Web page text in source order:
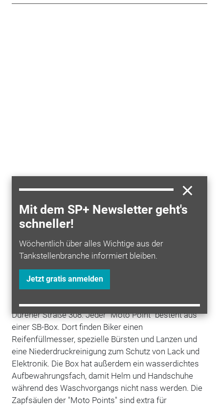
Mit dem SP+ Newsletter geht's
schneller!
Wöchentlich über alles Wichtige aus der
Tankstellenbranche informiert bleiben.
Jetzt gratis anmelden
DieMineralölgesellschaft
ausgewählten Tankstellen in ganz Europasogenannte
"Moto Points" an. Das sind Tankstellen, deren
Motorradfahrern ausgerichtet sind. In Deutschland
gibt es bislang zwei "Moto Points": In
Ribnitzer Straße 42 und in Eschweiler (NRW) in der
Dürener Straße 308. Jeder "Moto Point" besteht aus
einer SB-Box. Dort finden Biker einen
Reifenfüllmesser, spezielle Bürsten und Lanzen und
eine Niederdruckreinigung zum Schutz von Lack und
Elektronik. Die Box hat außerdem ein wasserdichtes
Aufbewahrungsfach, damit Helm und Handschuhe
während des Waschvorgangs nicht nass werden. Die
Zapfsäulen der "Moto Points" sind extra für